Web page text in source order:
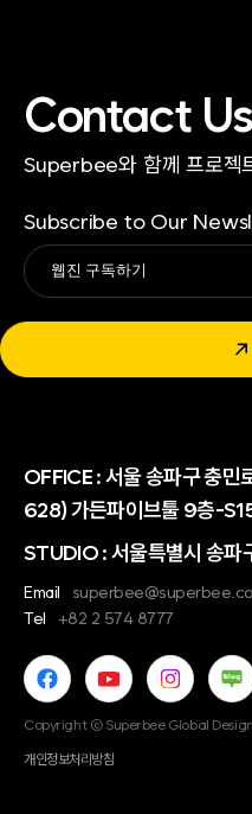
Contact Us
Superbee와 함께 프로젝
Subscribe to Our
↗
Alternative:
OFFICE :서울 송파구 충민
628) 가든파이브툴 9층-
STUDIO : 서울특별시 송
Email
Tel
+82 2 574 8777
Copyright © Superbee Global
개인정보처리방침